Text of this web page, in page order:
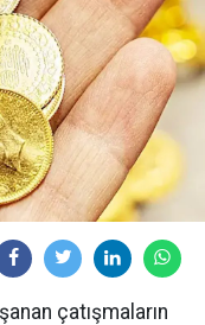
çatışmaların